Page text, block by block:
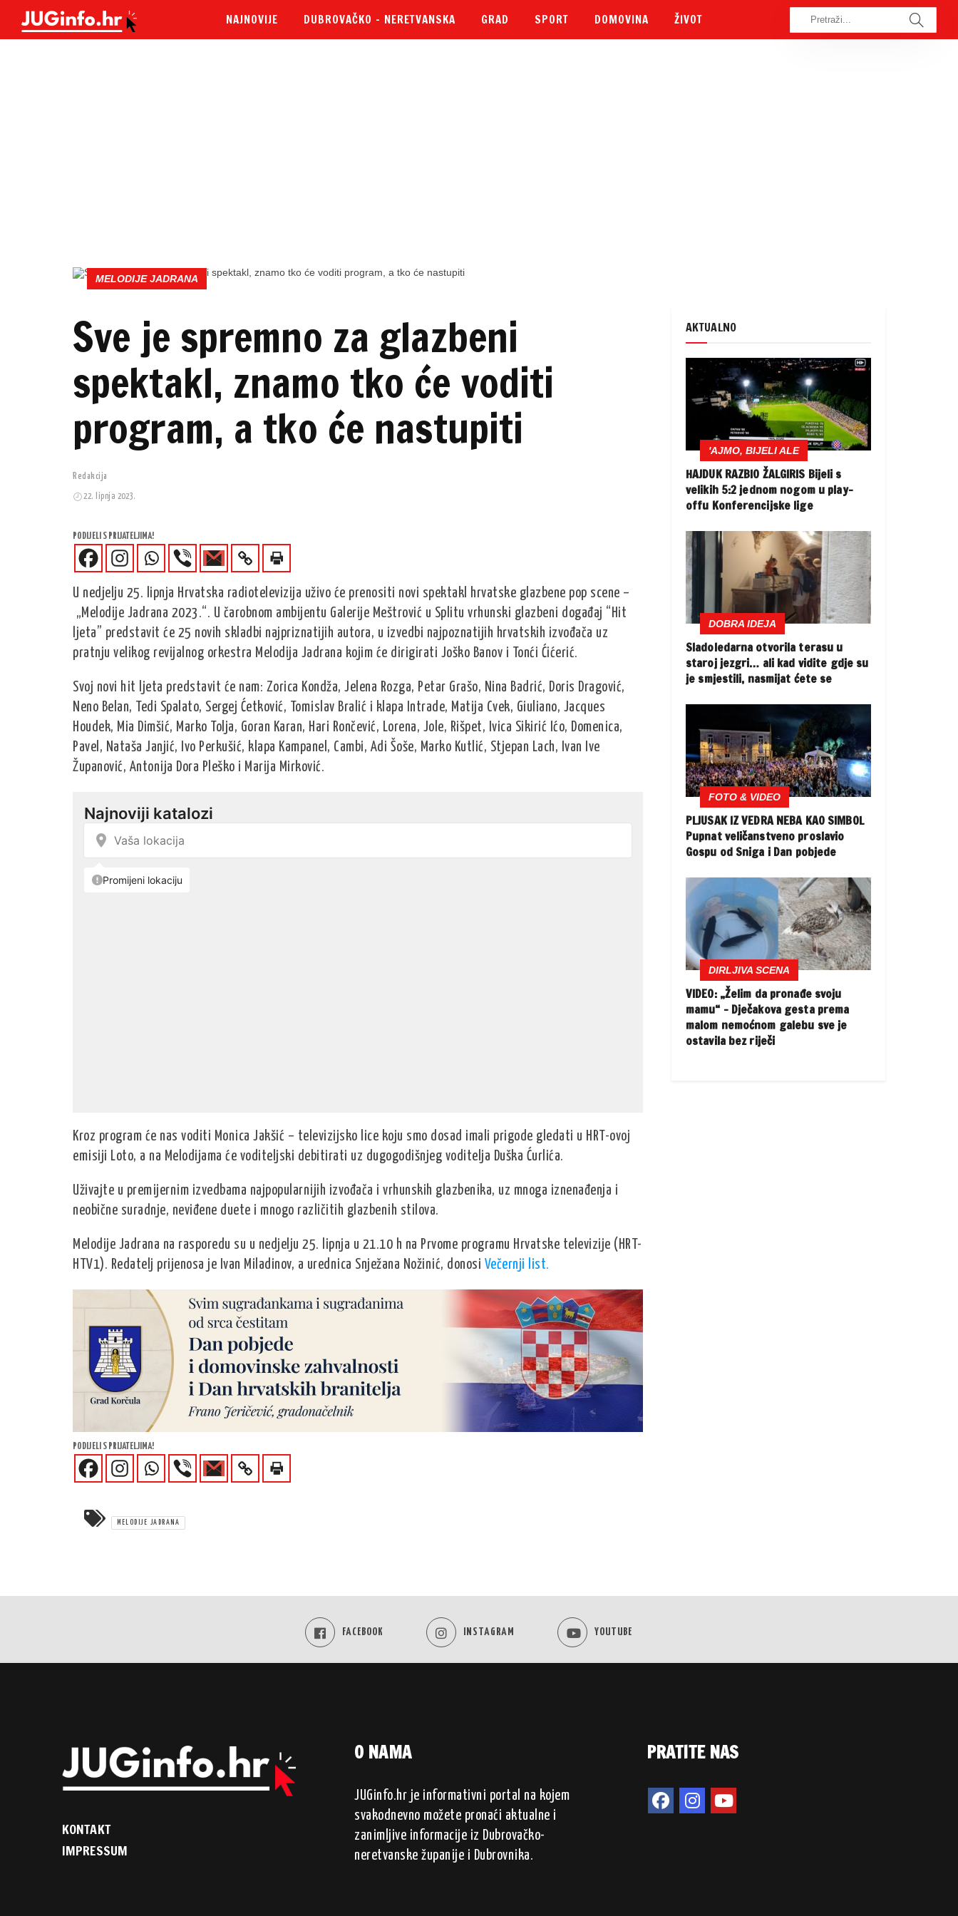
NAJNOVIJE DUBROVAČKO – NERETVANSKA GRAD SPORT DOMOVINA ŽIVOT
MELODIJE JADRANA
Sve je spremno za glazbeni
spektakl, znamo tko će voditi
program, a tko će nastupiti
Redakcija
22. lipnja 2023.
PODIJELI S PRIJATELJIMA!
U nedjelju 25. lipnja Hrvatska radiotelevizija uživo će prenositi novi spektakl hrvatske glazbene pop scene –
„Melodije Jadrana 2023.“. U čarobnom ambijentu Galerije Meštrović u Splitu vrhunski glazbeni događaj “Hit
ljeta” predstavit će 25 novih skladbi najpriznatijih autora, u izvedbi najpoznatijih hrvatskih izvođača uz
pratnju velikog revijalnog orkestra Melodija Jadrana kojim će dirigirati Joško Banov i Tonći Ćićerić.
Svoj novi hit ljeta predstavit će nam: Zorica Kondža, Jelena Rozga, Petar Grašo, Nina Badrić, Doris Dragović,
Neno Belan, Tedi Spalato, Sergej Ćetković, Tomislav Bralić i klapa Intrade, Matija Cvek, Giuliano, Jacques
Houdek, Mia Dimšić, Marko Tolja, Goran Karan, Hari Rončević, Lorena, Jole, Rišpet, Ivica Sikirić Ićo, Domenica,
Pavel, Nataša Janjić, Ivo Perkušić, klapa Kampanel, Cambi, Adi Šoše, Marko Kutlić, Stjepan Lach, Ivan Ive
Županović, Antonija Dora Pleško i Marija Mirković.
Kroz program će nas voditi Monica Jakšić – televizijsko lice koju smo dosad imali prigode gledati u HRT-ovoj
emisiji Loto, a na Melodijama će voditeljski debitirati uz dugogodišnjeg voditelja Duška Ćurlića.
Uživajte u premijernim izvedbama najpopularnijih izvođača i vrhunskih glazbenika, uz mnoga iznenađenja i
neobične suradnje, neviđene duete i mnogo različitih glazbenih stilova.
Melodije Jadrana na rasporedu su u nedjelju 25. lipnja u 21.10 h na Prvome programu Hrvatske televizije (HRT-
HTV1). Redatelj prijenosa je Ivan Miladinov, a urednica Snježana Nožinić, donosi Večernji list.
PODIJELI S PRIJATELJIMA!
MELODIJE JADRANA
AKTUALNO
'AJMO, BIJELI ALE
HAJDUK RAZBIO ŽALGIRIS Bijeli s
velikih 5:2 jednom nogom u play-
offu Konferencijske lige
DOBRA IDEJA
Sladoledarna otvorila terasu u
staroj jezgri… ali kad vidite gdje su
je smjestili, nasmijat ćete se
FOTO & VIDEO
PLJUSAK IZ VEDRA NEBA KAO SIMBOL
Pupnat veličanstveno proslavio
Gospu od Sniga i Dan pobjede
DIRLJIVA SCENA
VIDEO: „Želim da pronađe svoju
mamu“ – Dječakova gesta prema
malom nemoćnom galebu sve je
ostavila bez riječi
FACEBOOK INSTAGRAM YOUTUBE
KONTAKT
IMPRESSUM
O NAMA
JUGinfo.hr je informativni portal na kojem
svakodnevno možete pronaći aktualne i
zanimljive informacije iz Dubrovačko-
neretvanske županije i Dubrovnika.
PRATITE NAS